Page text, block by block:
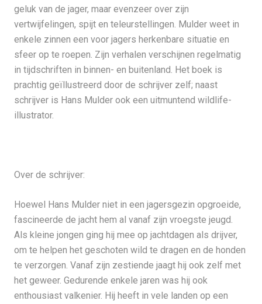
geluk van de jager, maar evenzeer over zijn
vertwijfelingen, spijt en teleurstellingen. Mulder weet in
enkele zinnen een voor jagers herkenbare situatie en
sfeer op te roepen. Zijn verhalen verschijnen regelmatig
in tijdschriften in binnen- en buitenland. Het boek is
prachtig geïllustreerd door de schrijver zelf; naast
schrijver is Hans Mulder ook een uitmuntend wildlife-
illustrator.
Over de schrijver:
Hoewel Hans Mulder niet in een jagersgezin opgroeide,
fascineerde de jacht hem al vanaf zijn vroegste jeugd.
Als kleine jongen ging hij mee op jachtdagen als drijver,
om te helpen het geschoten wild te dragen en de honden
te verzorgen. Vanaf zijn zestiende jaagt hij ook zelf met
het geweer. Gedurende enkele jaren was hij ook
enthousiast valkenier. Hij heeft in vele landen op een